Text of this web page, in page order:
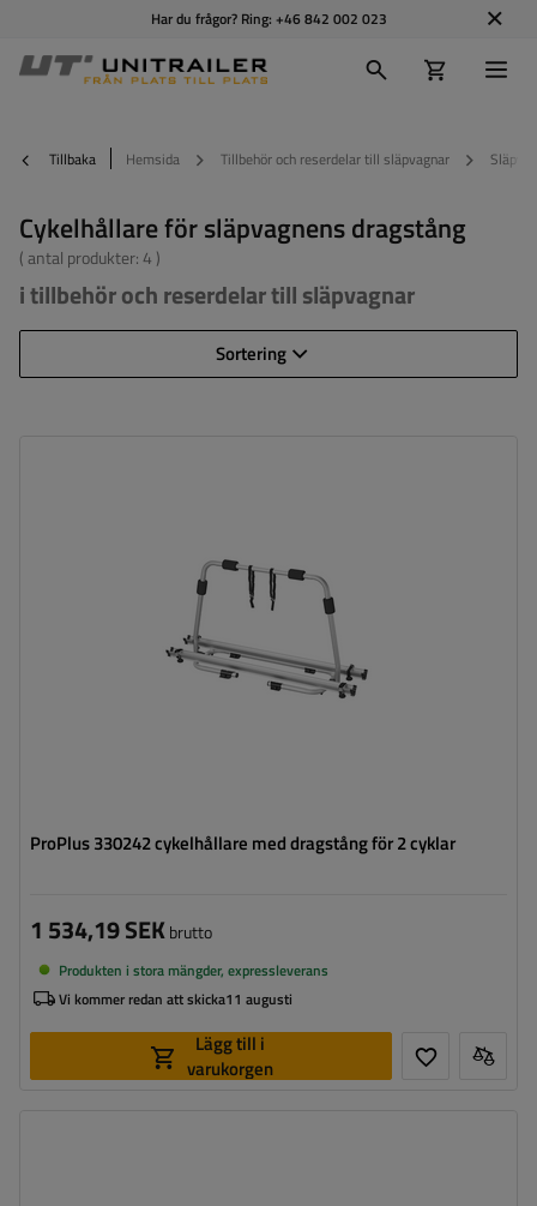
Har du frågor? Ring: +46 842 002 023
Tillbaka Hemsida Tillbehör och reserdelar till släpvagnar
Cykelhållare för släpvagnens dragstång
( antal produkter:4 )
i tillbehör och reserdelar till släpvagnar
Sortering
ProPlus 330242 cykelhållare med dragstång för 2 cyklar
1 534,19 SEKbrutto
Produkten i stora mängder, expressleverans
Vi kommer redan att skicka11 augusti
Lägg till i
varukorgen